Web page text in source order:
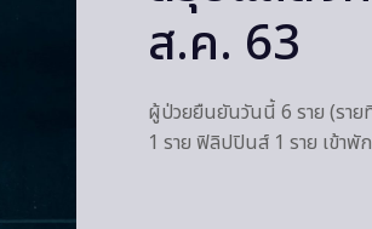
ส.ค. 63
ผู้ป่วยยืนยันวันนี้ 6 ราย (ราย
1 ราย ฟิลิปปินส์ 1 ราย เข้า